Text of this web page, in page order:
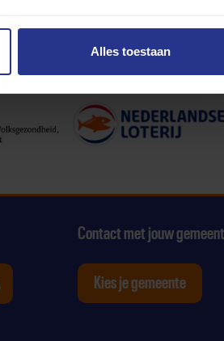
Alles toestaan
op Instagram
op Youtube
Sporten op Linkedin
Contact met jouw
Kies je gemeente